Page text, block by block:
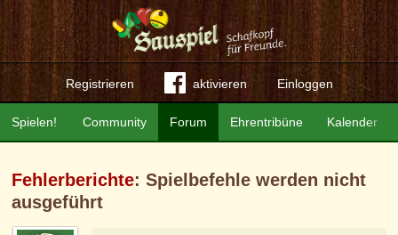
Registrieren aktivieren Einloggen
Community Forum Ehrentribüne Kalender
Spielen!
Fehlerberichte: Spielbefehle werden nicht
ausgeführt